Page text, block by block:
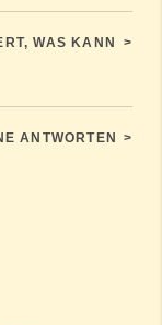
WAS KANN
>
ANTWORTEN
>